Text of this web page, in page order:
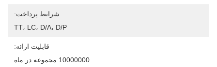
شرایط پرداخت:
TT، LC، D/A، D/P
قابلیت ارائه:
10000000 مجموعه در ماه